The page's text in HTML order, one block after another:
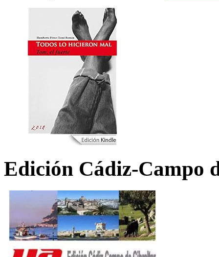
Edición Cádiz-Campo